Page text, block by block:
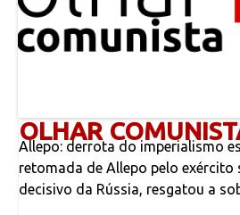
OLHAR
Allepo: derrota do imperialismo
retomada de Allepo pelo
decisivo da Rússia, resgatou a